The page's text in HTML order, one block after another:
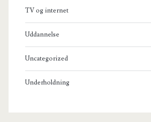
TV og internet
Uddannelse
Uncategorized
Underholdning